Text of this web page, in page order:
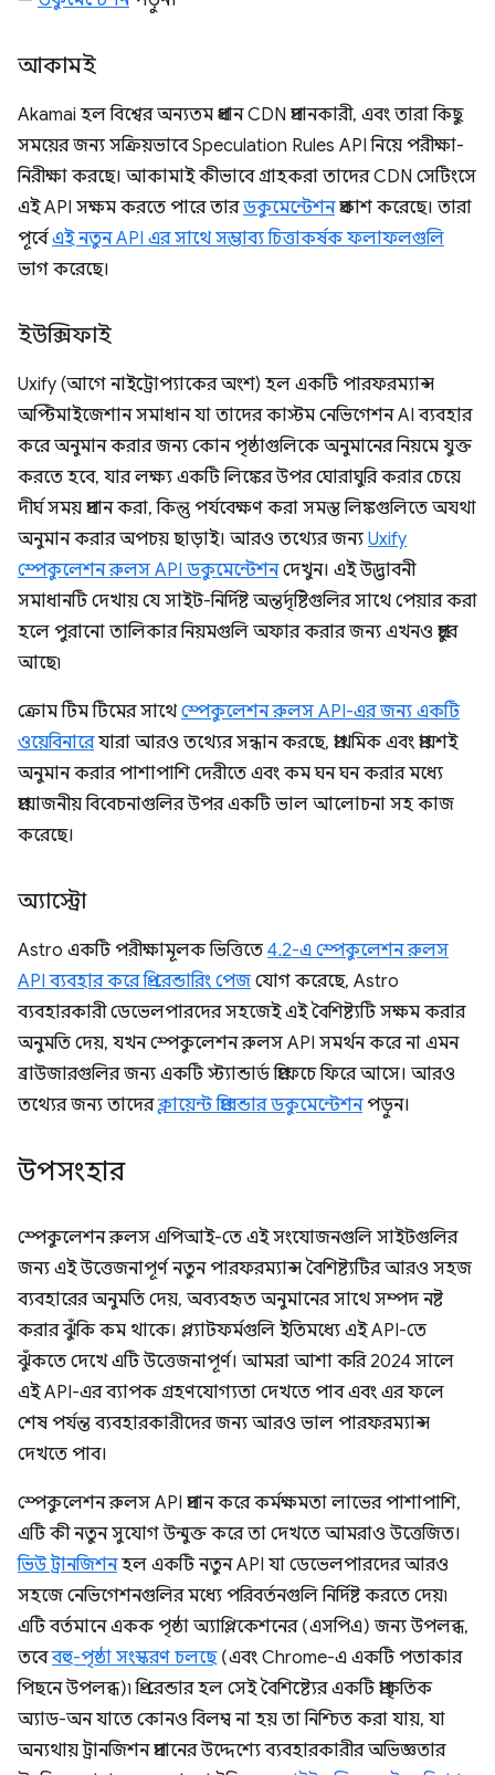
আকামই
Akamai হল বিশ্বের অন্যতম প্রধান CDN প্রদানকারী, এবং তারা কিছু
সময়ের জন্য সক্রিয়ভাবে Speculation Rules API নিয়ে পরীক্ষা-
নিরীক্ষা করছে। আকামাই কীভাবে গ্রাহকরা তাদের CDN সেটিংসে
এই API সক্ষম করতে পারে তারডকুমেন্টেশনপ্রকাশ করেছে। তারা
পূর্বেএই নতুন API এর সাথে সম্ভাব্য চিত্তাকর্ষক ফলাফলগুলি
ভাগ করেছে।
ইউক্সিফাই
Uxify (আগে নাইট্রোপ্যাকের অংশ) হল একটি পারফরম্যান্স
অপ্টিমাইজেশান সমাধান যা তাদের কাস্টম নেভিগেশন AI ব্যবহার
করে অনুমান করার জন্য কোন পৃষ্ঠাগুলিকে অনুমানের নিয়মে যুক্ত
করতে হবে, যার লক্ষ্য একটি লিঙ্কের উপর ঘোরাঘুরি করার চেয়ে
দীর্ঘ সময় প্রদান করা, কিন্তু পর্যবেক্ষণ করা সমস্ত লিঙ্কগুলিতে অযথা
অনুমান করার অপচয় ছাড়াই। আরও তথ্যের জন্য Uxify
স্পেকুলেশন রুলস API ডকুমেন্টেশনদেখুন। এই উদ্ভাবনী
সমাধানটি দেখায় যে সাইট-নির্দিষ্ট অন্তর্দৃষ্টিগুলির সাথে পেয়ার করা
হলে পুরানো তালিকার নিয়মগুলি অফার করার জন্য এখনও প্রচুর
আছে৷
ক্রোম টিম টিমের সাথে স্পেকুলেশন রুলস API-এর জন্য একটি
ওয়েবিনারেযারা আরও তথ্যের সন্ধান করছে, প্রাথমিক এবং প্রায়শই
অনুমান করার পাশাপাশি দেরীতে এবং কম ঘন ঘন করার মধ্যে
প্রয়োজনীয় বিবেচনাগুলির উপর একটি ভাল আলোচনা সহ কাজ
করেছে।
অ্যাস্ট্রো
Astro একটি পরীক্ষামূলক ভিত্তিতে 4.2-এ স্পেকুলেশন রুলস
API ব্যবহার করে প্রি-রেন্ডারিং পেজ যোগ করেছে, Astro
ব্যবহারকারী ডেভেলপারদের সহজেই এই বৈশিষ্ট্যটি সক্ষম করার
অনুমতি দেয়, যখন স্পেকুলেশন রুলস API সমর্থন করে না এমন
ব্রাউজারগুলির জন্য একটি স্ট্যান্ডার্ড প্রিফেচে ফিরে আসে। আরও
তথ্যের জন্য তাদেরক্লায়েন্ট প্রিরেন্ডার ডকুমেন্টেশনপড়ুন।
উপসংহার
স্পেকুলেশন রুলস এপিআই-তে এই সংযোজনগুলি সাইটগুলির
জন্য এই উত্তেজনাপূর্ণ নতুন পারফরম্যান্স বৈশিষ্ট্যটির আরও সহজ
ব্যবহারের অনুমতি দেয়, অব্যবহৃত অনুমানের সাথে সম্পদ নষ্ট
করার ঝুঁকি কম থাকে। প্ল্যাটফর্মগুলি ইতিমধ্যে এই API-তে
ঝুঁকতে দেখে এটি উত্তেজনাপূর্ণ। আমরা আশা করি 2024 সালে
এই API-এর ব্যাপক গ্রহণযোগ্যতা দেখতে পাব এবং এর ফলে
শেষ পর্যন্ত ব্যবহারকারীদের জন্য আরও ভাল পারফরম্যান্স
দেখতে পাব।
স্পেকুলেশন রুলস API প্রদান করে কর্মক্ষমতা লাভের পাশাপাশি,
এটি কী নতুন সুযোগ উন্মুক্ত করে তা দেখতে আমরাও উত্তেজিত।
ভিউ ট্রানজিশনহল একটি নতুন API যা ডেভেলপারদের আরও
সহজে নেভিগেশনগুলির মধ্যে পরিবর্তনগুলি নির্দিষ্ট করতে দেয়৷
এটি বর্তমানে একক পৃষ্ঠা অ্যাপ্লিকেশনের (এসপিএ) জন্য উপলব্ধ,
তবেবহু-পৃষ্ঠা সংস্করণ চলছে(এবং Chrome-এ একটি পতাকার
পিছনে উপলব্ধ)৷ প্রি-রেন্ডার হল সেই বৈশিষ্ট্যের একটি প্রাকৃতিক
অ্যাড-অন যাতে কোনও বিলম্ব না হয় তা নিশ্চিত করা যায়, যা
অন্যথায় ট্রানজিশন প্রদানের উদ্দেশ্যে ব্যবহারকারীর অভিজ্ঞতার